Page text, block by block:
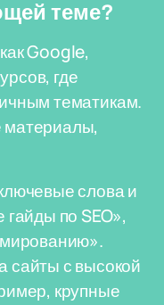
теме?
Google,
где
тематикам.
материалы,
слова и
по SEO»,
сайты с высокой
крупные